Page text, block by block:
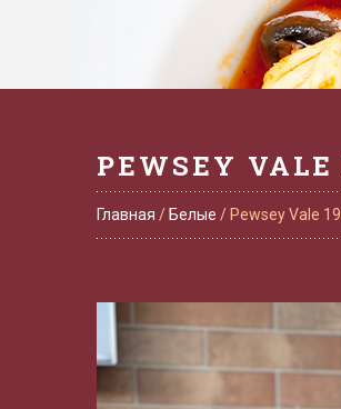
PEWSEY VALE
Главная / Белые / Pewsey Vale